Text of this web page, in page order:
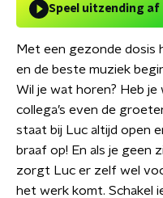
Speel uitzending af
Met een gezonde dosis
en de beste muziek
Wil je wat horen? Heb
collega’s even de
staat bij Luc altijd open
braaf op! En als je geen
zorgt Luc er zelf wel
het werk komt. Schakel